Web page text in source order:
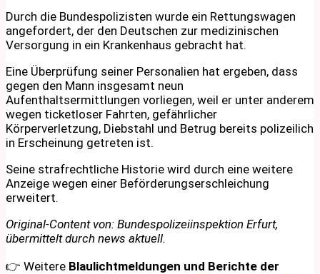
Durch die Bundespolizisten wurde ein Rettungswagen
angefordert, der den Deutschen zur medizinischen
Versorgung in ein Krankenhaus gebracht hat.
Eine Überprüfung seiner Personalien hat ergeben, dass
gegen den Mann insgesamt neun
Aufenthaltsermittlungen vorliegen, weil er unter anderem
wegen ticketloser Fahrten, gefährlicher
Körperverletzung, Diebstahl und Betrug bereits polizeilich
in Erscheinung getreten ist.
Seine strafrechtliche Historie wird durch eine weitere
Anzeige wegen einer Beförderungserschleichung
erweitert.
Original-Content von: Bundespolizeiinspektion Erfurt,
übermittelt durch news aktuell.
👉 Weitere Blaulichtmeldungen und Berichte der